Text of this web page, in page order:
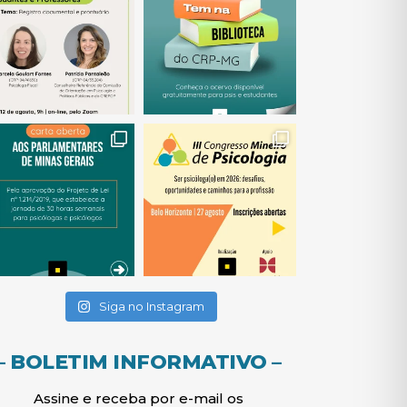
(abre em nova janela) (abre em nova janela)
Siga no Instagram(abre em nova janela)
BOLETIM INFORMATIVO –
Assine e receba por e-mail os